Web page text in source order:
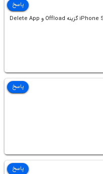
چرا تو قسمت iPhone Storage گزینه Offload و Delete App
پاسخ
پاسخ
پاسخ